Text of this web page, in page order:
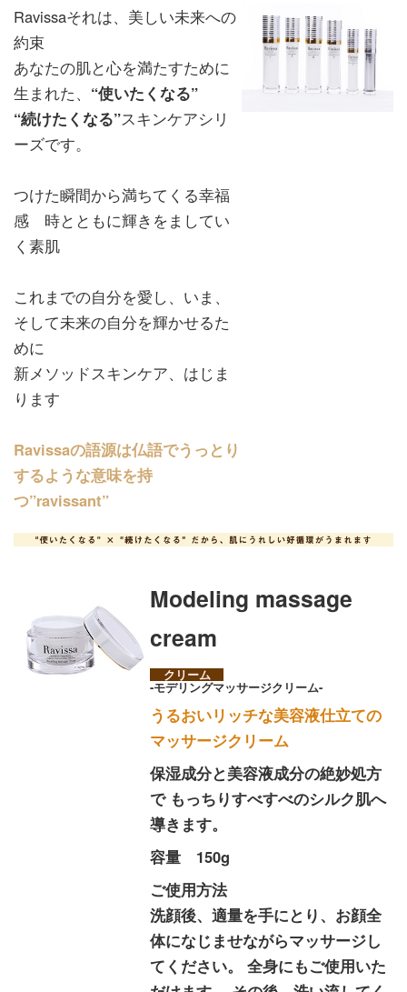
Ravissaそれは、美しい未来への
約束
あなたの肌と心を満たすために
生まれた、 “使いたくなる”
“続けたくなる”スキンケアシリ
ーズです。
つけた瞬間から満ちてくる幸福
感 時とともに輝きをましてい
く素肌
これまでの自分を愛し、いま、
そして未来の自分を輝かせるた
めに
新メソッドスキンケア、はじま
ります
Ravissaの語源は仏語でうっとり
するような意味を持
つ”ravissant”
Modeling massage
cream
クリーム
-モデリングマッサージクリーム-
うるおいリッチな美容液仕立ての
マッサージクリーム
保湿成分と美容液成分の絶妙処方
で もっちりすべすべのシルク肌へ
導きます。
容量 150g
ご使用方法
洗顔後、適量を手にとり、お顔全
体になじませながらマッサージし
てください。 全身にもご使用いた